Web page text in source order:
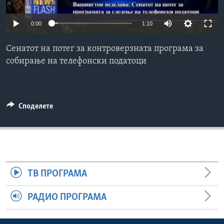
ИНТЕРВЈУА
Јазици
0:00 1:10
Сенатот на потег за контроверзната програма за
собирање на телефонски податоци
Споделете
ТВ ПРОГРАМА
РАДИО ПРОГРАМА